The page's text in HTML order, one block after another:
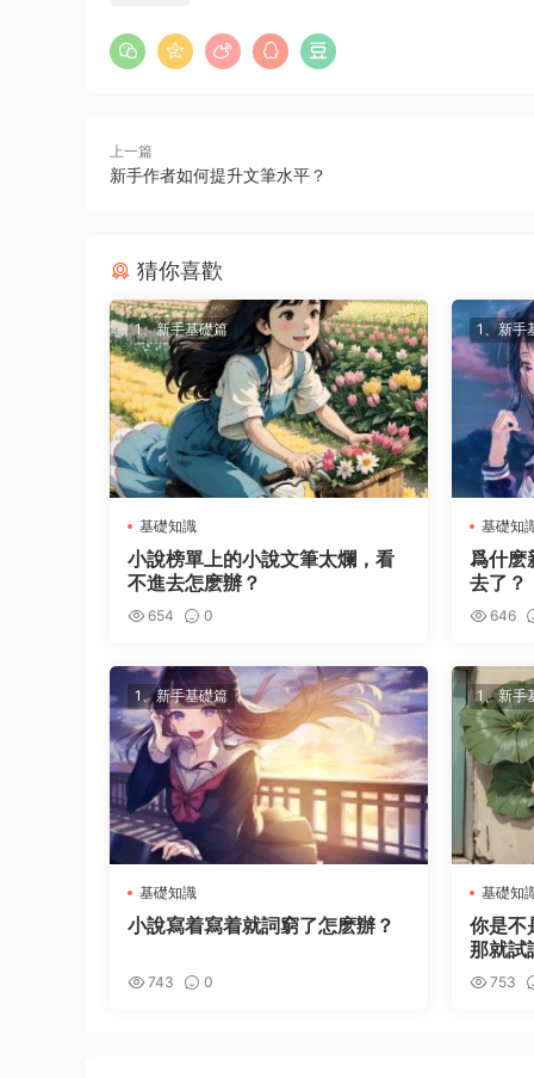
上一篇
新手作者如何提升文筆水平？
猜你喜歡
1、新手基礎篇
基礎知識
小說榜單上的小說文筆太爛，看
不進去怎麽辦？
654 0
1、新手
基礎知
爲什麽
去了？
646
1、新手基礎篇
基礎知識
小說寫着寫着就詞窮了怎麽辦？
743 0
1、新手
基礎知
你是不
那就試
753